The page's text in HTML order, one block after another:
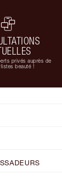
privés auprès de
beauté !